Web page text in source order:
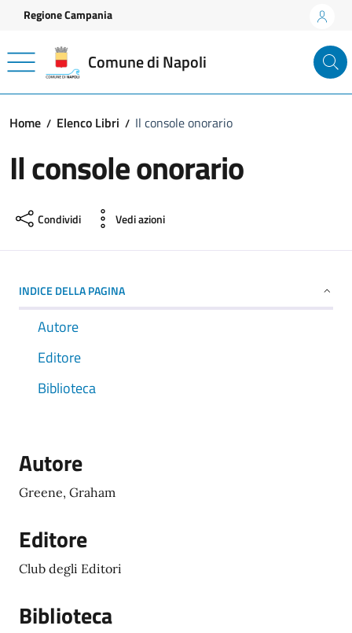
Vai ai contenuti
Vai al footer
Regione Campania
Comune di Napoli
Home Elenco Libri Il console onorario
Il console onorario
Condividi Vedi azioni
INDICE DELLA PAGINA
Autore
Editore
Biblioteca
Autore
Greene, Graham
Editore
Club degli Editori
Biblioteca